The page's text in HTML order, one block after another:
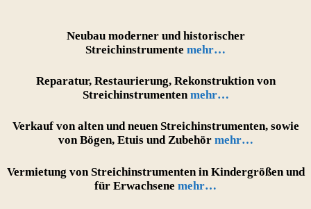
Neubau moderner und historischer
Streichinstrumente mehr…
Reparatur, Restaurierung, Rekonstruktion von
Streichinstrumentenmehr…
Verkauf von alten und neuen Streichinstrumenten, sowie
von Bögen, Etuis und Zubehör mehr…
Vermietung von Streichinstrumenten in Kindergrößen und
für Erwachsene mehr…